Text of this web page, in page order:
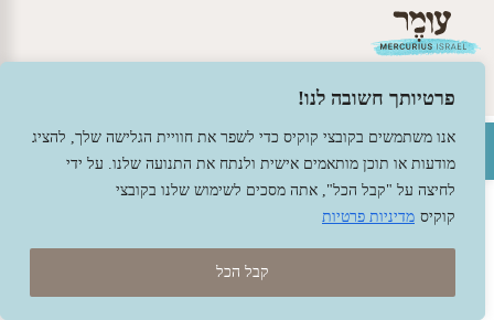
פתח סרגל נגישות
פרטיותך חשובה לנו!
אנו משתמשים בקובצי קוקיס כדי לשפר את חוויית הגלישה שלך, להציג
מודעות או תוכן מותאמים אישית ולנתח את התנועה שלנו. על ידי
לחיצה על "קבל הכל", אתה מסכים לשימוש שלנו בקובצי
קוקיס מדיניות פרטיות
קבל הכל
עיצוב -גל פלג , בניה -שמרת דיגיטל - מומחה מחשוב ואינטרנט